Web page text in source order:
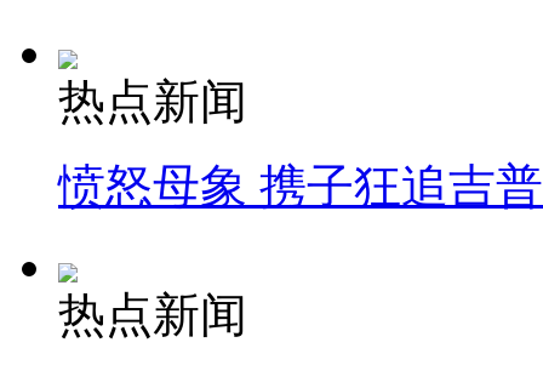
热点新闻
愤怒母象 携子狂追吉
热点新闻